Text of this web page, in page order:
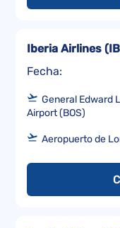
Fecha:
Iberia Airlines (
General Edward
Airport (BOS)
Aeropuerto de